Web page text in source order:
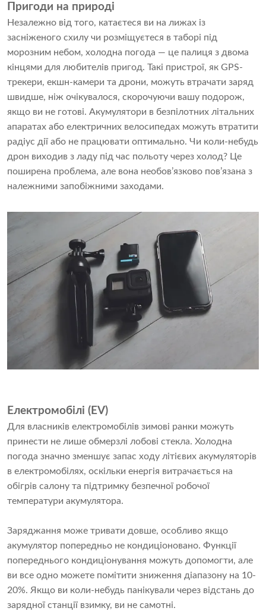
Пригоди на природі
Незалежно від того, катаєтеся ви на лижах із
засніженого схилу чи розміщуєтеся в таборі під
морозним небом, холодна погода — це палиця з двома
кінцями для любителів пригод. Такі пристрої, як GPS-
трекери, екшн-камери та дрони, можуть втрачати заряд
швидше, ніж очікувалося, скорочуючи вашу подорож,
якщо ви не готові. Акумулятори в безпілотних літальних
апаратах або електричних велосипедах можуть втратити
радіус дії або не працювати оптимально. Чи коли-небудь
дрон виходив з ладу під час польоту через холод? Це
поширена проблема, але вона необов’язково пов’язана з
належними запобіжними заходами.
Електромобілі (EV)
Для власників електромобілів зимові ранки можуть
принести не лише обмерзлі лобові стекла. Холодна
погода значно зменшує запас ходу літієвих акумуляторів
в електромобілях, оскільки енергія витрачається на
обігрів салону та підтримку безпечної робочої
температури акумулятора.
Заряджання може тривати довше, особливо якщо
акумулятор попередньо не кондиціоновано. Функції
попереднього кондиціонування можуть допомогти, але
ви все одно можете помітити зниження діапазону на 10-
20%. Якщо ви коли-небудь панікували через відстань до
зарядної станції взимку, ви не самотні.